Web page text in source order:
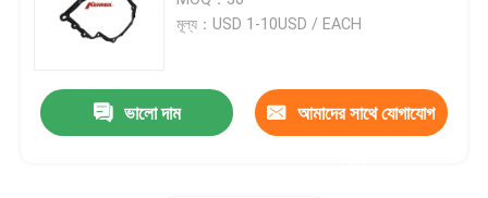
নিসান ট্রান্সমিশন ফিল্টার
মূল্য：USD 1-10USD / EACH
ভালো দাম আমাদের সাথে যোগাযোগ